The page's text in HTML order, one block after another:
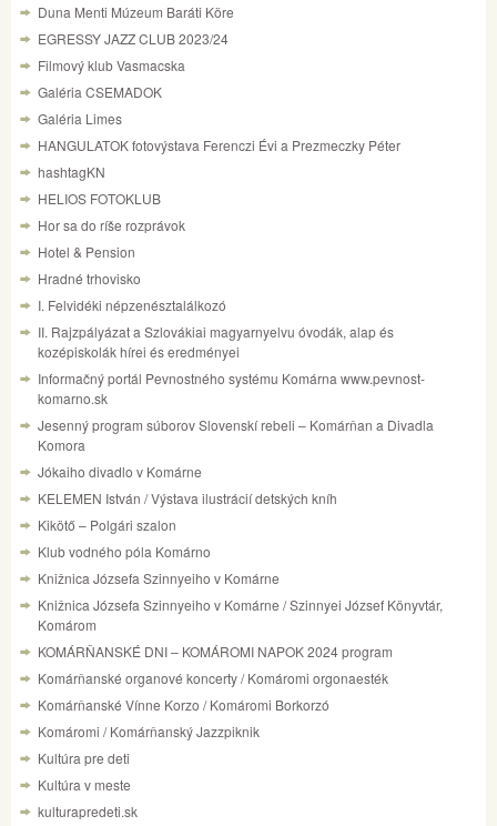
Duna Menti Múzeum Baráti Köre
EGRESSY JAZZ CLUB 2023/24
Filmový klub Vasmacska
Galéria CSEMADOK
Galéria Limes
HANGULATOK fotovýstava Ferenczi Évi a Prezmeczky Péter
hashtagKN
HELIOS FOTOKLUB
Hor sa do ríše rozprávok
Hotel & Pension
Hradné trhovisko
I. Felvidéki népzenésztalálkozó
II. Rajzpályázat a Szlovákiai magyarnyelvu óvodák, alap és
kozépiskolák hírei és eredményei
Informačný portál Pevnostného systému Komárna www.pevnost-
komarno.sk
Jesenný program súborov Slovenskí rebeli – Komárňan a Divadla
Komora
Jókaiho divadlo v Komárne
KELEMEN István / Výstava ilustrácií detských kníh
Kikötő – Polgári szalon
Klub vodného póla Komárno
Knižnica Józsefa Szinnyeiho v Komárne
Knižnica Józsefa Szinnyeiho v Komárne / Szinnyei József Könyvtár,
Komárom
KOMÁRŇANSKÉ DNI – KOMÁROMI NAPOK 2024 program
Komárňanské organové koncerty / Komáromi orgonaesték
Komárňanské Vínne Korzo / Komáromi Borkorzó
Komáromi / Komárňanský Jazzpiknik
Kultúra pre deti
Kultúra v meste
kulturapredeti.sk